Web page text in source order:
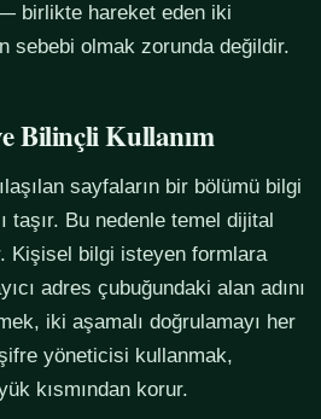
— birlikte hareket eden iki
sebebi olmak zorunda değildir.
Bilinçli Kullanım
sayfaların bir bölümü bilgi
taşır. Bu nedenle temel dijital
Kişisel bilgi isteyen formlara
adres çubuğundaki alan adını
iki aşamalı doğrulamayı her
yöneticisi kullanmak,
kısmından korur.